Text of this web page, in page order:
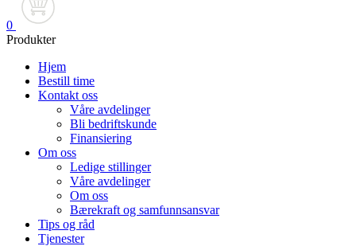
0
Produkter
Hjem
Bestill time
Kontakt oss
Våre avdelinger
Bli bedriftskunde
Finansiering
Om oss
Ledige stillinger
Våre avdelinger
Om oss
Bærekraft og samfunnsansvar
Tips og råd
Tjenester